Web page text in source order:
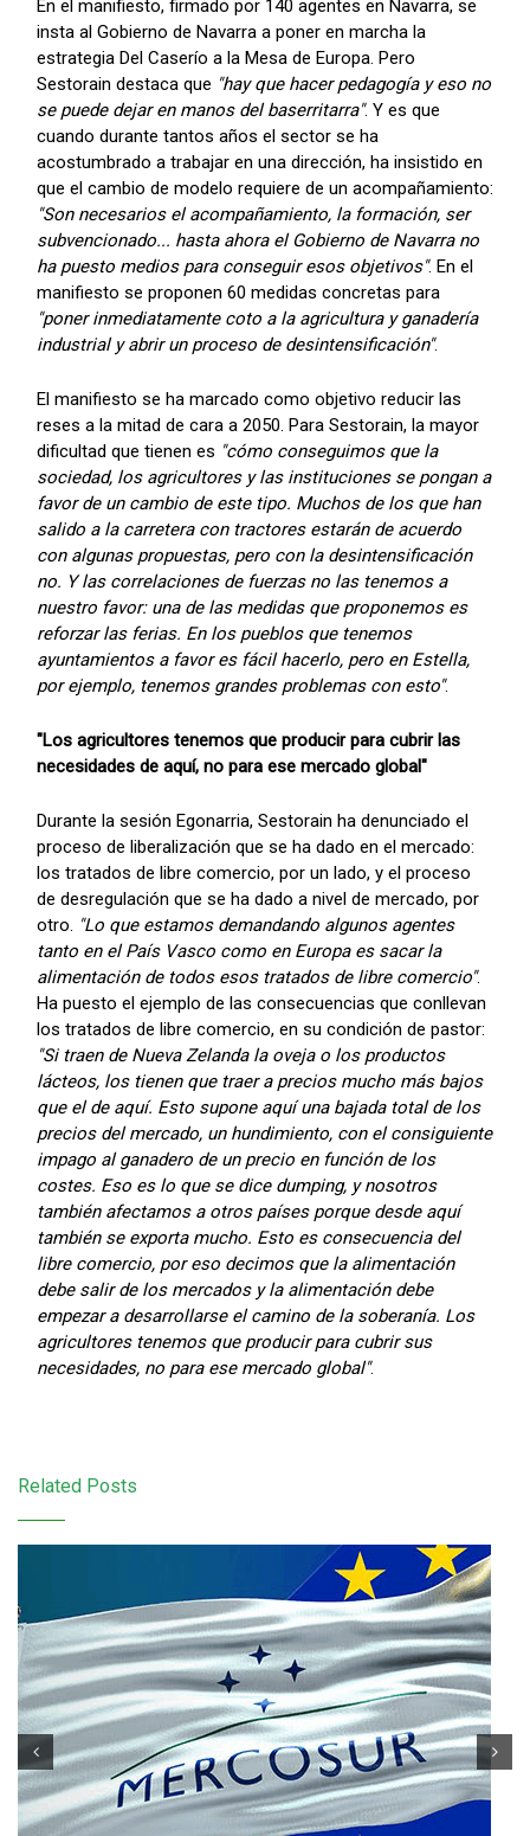
En el manifiesto, firmado por 140 agentes en Navarra, se
insta al Gobierno de Navarra a poner en marcha la
estrategia Del Caserío a la Mesa de Europa. Pero
Sestorain destaca que "hay que hacer pedagogía y eso no
se puede dejar en manos del baserritarra". Y es que
cuando durante tantos años el sector se ha
acostumbrado a trabajar en una dirección, ha insistido en
que el cambio de modelo requiere de un acompañamiento:
"Son necesarios el acompañamiento, la formación, ser
subvencionado... hasta ahora el Gobierno de Navarra no
ha puesto medios para conseguir esos objetivos". En el
manifiesto se proponen 60 medidas concretas para
"poner inmediatamente coto a la agricultura y ganadería
industrial y abrir un proceso de desintensificación".
El manifiesto se ha marcado como objetivo reducir las
reses a la mitad de cara a 2050. Para Sestorain, la mayor
dificultad que tienen es "cómo conseguimos que la
sociedad, los agricultores y las instituciones se pongan a
favor de un cambio de este tipo. Muchos de los que han
salido a la carretera con tractores estarán de acuerdo
con algunas propuestas, pero con la desintensificación
no. Y las correlaciones de fuerzas no las tenemos a
nuestro favor: una de las medidas que proponemos es
reforzar las ferias. En los pueblos que tenemos
ayuntamientos a favor es fácil hacerlo, pero en Estella,
por ejemplo, tenemos grandes problemas con esto".
"Los agricultores tenemos que producir para cubrir las
necesidades de aquí, no para ese mercado global"
Durante la sesión Egonarria, Sestorain ha denunciado el
proceso de liberalización que se ha dado en el mercado:
los tratados de libre comercio, por un lado, y el proceso
de desregulación que se ha dado a nivel de mercado, por
otro. "Lo que estamos demandando algunos agentes
tanto en el País Vasco como en Europa es sacar la
alimentación de todos esos tratados de libre comercio".
Ha puesto el ejemplo de las consecuencias que conllevan
los tratados de libre comercio, en su condición de pastor:
"Si traen de Nueva Zelanda la oveja o los productos
lácteos, los tienen que traer a precios mucho más bajos
que el de aquí. Esto supone aquí una bajada total de los
precios del mercado, un hundimiento, con el consiguiente
impago al ganadero de un precio en función de los
costes. Eso es lo que se dice dumping, y nosotros
también afectamos a otros países porque desde aquí
también se exporta mucho. Esto es consecuencia del
libre comercio, por eso decimos que la alimentación
debe salir de los mercados y la alimentación debe
empezar a desarrollarse el camino de la soberanía. Los
agricultores tenemos que producir para cubrir sus
necesidades, no para ese mercado global".
Related Posts